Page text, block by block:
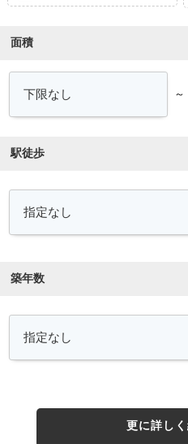
面積
～
駅徒歩
築年数
更に詳し